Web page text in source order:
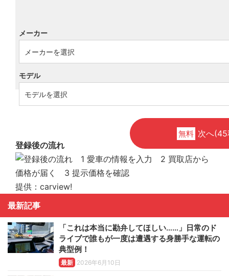
メーカー
モデル
無料 次へ
登録後の流れ
提供：carview!
最新記事
「これは本当に勘弁してほしい……」日常のド
ライブで誰もが一度は遭遇する身勝手な運転の
典型例！
最新 2026年6月10日